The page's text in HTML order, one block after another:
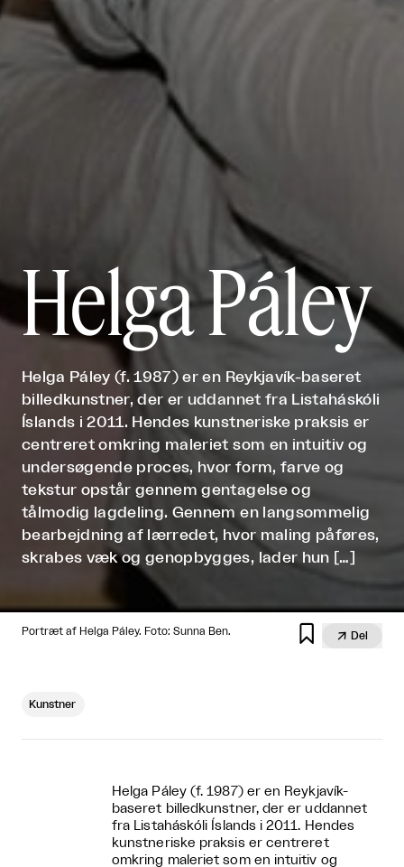
Helga Páley
Helga Páley (f. 1987) er en Reykjavík-baseret
billedkunstner, der er uddannet fra Listaháskóli
Íslands i 2011. Hendes kunstneriske praksis er
centreret omkring maleriet som en intuitiv og
undersøgende proces, hvor form, farve og
tekstur opstår gennem gentagelse og
tålmodig lagdeling. Gennem en langsommelig
bearbejdning af lærredet, hvor maling påføres,
skrabes væk og genopbygges, lader hun […]
Portræt af Helga Páley. Foto: Sunna Ben.   Del
Kunstner
Helga Páley (f. 1987) er en Reykjavík-
baseret billedkunstner, der er uddannet
fra Listaháskóli Íslands i 2011. Hendes
kunstneriske praksis er centreret
omkring maleriet som en intuitiv og